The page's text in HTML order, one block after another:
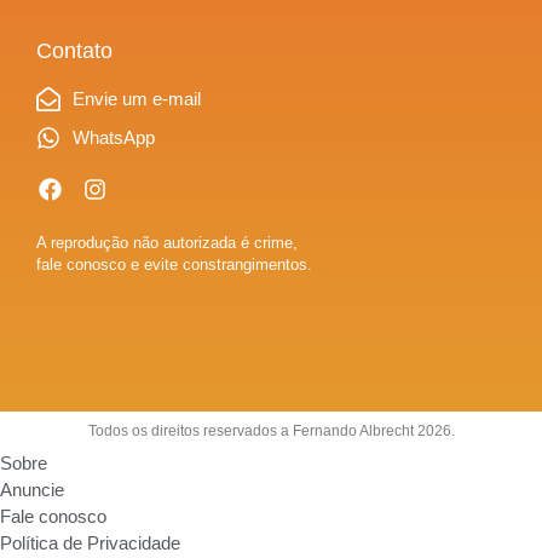
Contato
Envie um e-mail
WhatsApp
A reprodução não autorizada é crime,
fale conosco e evite constrangimentos.
Todos os direitos reservados a Fernando Albrecht 2026.
Sobre
Anuncie
Fale conosco
Política de Privacidade